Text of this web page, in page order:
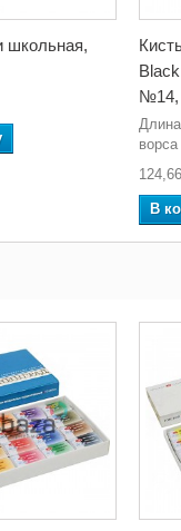
школьная,
№14,
В